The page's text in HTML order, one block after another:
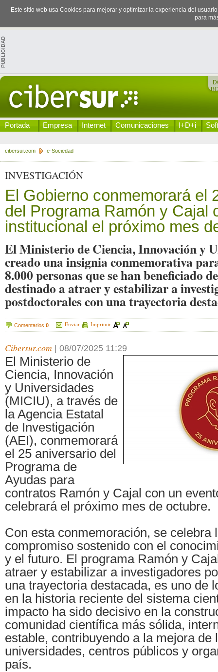
Este sitio web usa Cookies para mejorar y optimizar la experiencia del
para
Portada Empresa Internet Comunicaciones I+D+i
cibersur.com e-Sociedad
INVESTIGACIÓN
El Gobierno conmemorará el
del Programa Ramón y Cajal
institucional el próximo mes
El Ministerio de Ciencia, Innovación y
creado una insignia conmemorativa
8.000 personas que se han beneficiado
destinado a atraer y estabilizar a
postdoctorales con una trayectoria
Comentarios 0 Enviar Imprimir
Cibersur.com 08/07/2025 11:29
El Ministerio de
Ciencia, Innovación
y Universidades
(MICIU), a través de
la Agencia Estatal
de Investigación
(AEI), conmemorará
el 25 aniversario del
Programa de
Ayudas para
contratos Ramón y Cajal con un
celebrará el próximo mes de octubre.
Con esta conmemoración, se celebra
compromiso sostenido con el
y el futuro. El programa Ramón y
atraer y estabilizar a investigadores
una trayectoria destacada, es uno de
en la historia reciente del sistema
impacto ha sido decisivo en la
comunidad científica más sólida,
estable, contribuyendo a la mejora de
universidades, centros públicos y
país.